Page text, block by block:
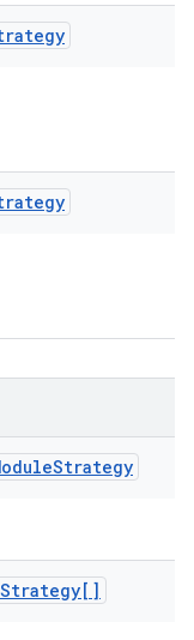
Strategy
Strategy[]